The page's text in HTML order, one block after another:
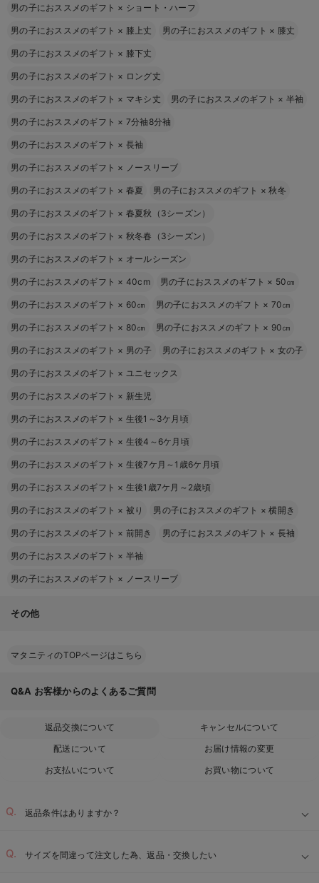
男の子におススメのギフト × ショート・ハーフ
男の子におススメのギフト × 膝上丈 男の子におススメのギフト × 膝丈
男の子におススメのギフト × 膝下丈
男の子におススメのギフト × ロング丈
男の子におススメのギフト × マキシ丈 男の子におススメのギフト × 半袖
男の子におススメのギフト × 7分袖8分袖
男の子におススメのギフト × 長袖
男の子におススメのギフト × ノースリーブ
男の子におススメのギフト × 春夏 男の子におススメのギフト ×秋冬
男の子におススメのギフト × 春夏秋（3シーズン）
男の子におススメのギフト × 秋冬春（3シーズン）
男の子におススメのギフト × オールシーズン
男の子におススメのギフト × 40cm 男の子におススメのギフト × 50㎝
男の子におススメのギフト × 60㎝ 男の子におススメのギフト × 70㎝
男の子におススメのギフト × 80㎝ 男の子におススメのギフト × 90㎝
男の子におススメのギフト × 男の子 男の子におススメのギフト × 女の子
男の子におススメのギフト × ユニセックス
男の子におススメのギフト × 新生児
男の子におススメのギフト × 生後1～3ケ月頃
男の子におススメのギフト × 生後4～6ケ月頃
男の子におススメのギフト × 生後7ケ月～1歳6ケ月頃
男の子におススメのギフト × 生後1歳7ケ月～2歳頃
男の子におススメのギフト × 被り 男の子におススメのギフト ×横開き
男の子におススメのギフト × 前開き 男の子におススメのギフト × 長袖
男の子におススメのギフト × 半袖
男の子におススメのギフト × ノースリーブ
その他
マタニティのTOPページはこちら
Q&A お客様からのよくあるご質問
返品交換について
キャンセルについて
配送について
お届け情報の変更
お支払いについて
お買い物について
返品条件はありますか？
サイズを間違って注文した為、返品・交換したい